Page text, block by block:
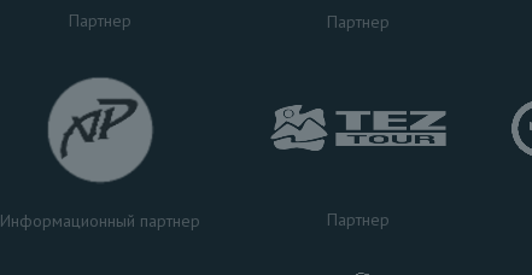
Партнер Партнер
Информационный партнер Партнер